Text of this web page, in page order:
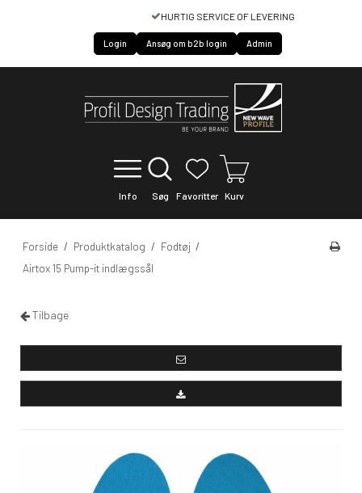
HURTIG SERVICE OF LEVERING
Login Ansøg om b2b login Admin
Info Søg Favoritter Kurv
Forside / Produktkatalog / Fodtøj /
Airtox 15 Pump-it indlægssål
Tilbage